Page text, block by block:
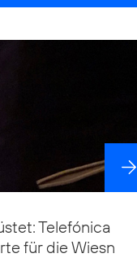
Telefónica
für die Wiesn